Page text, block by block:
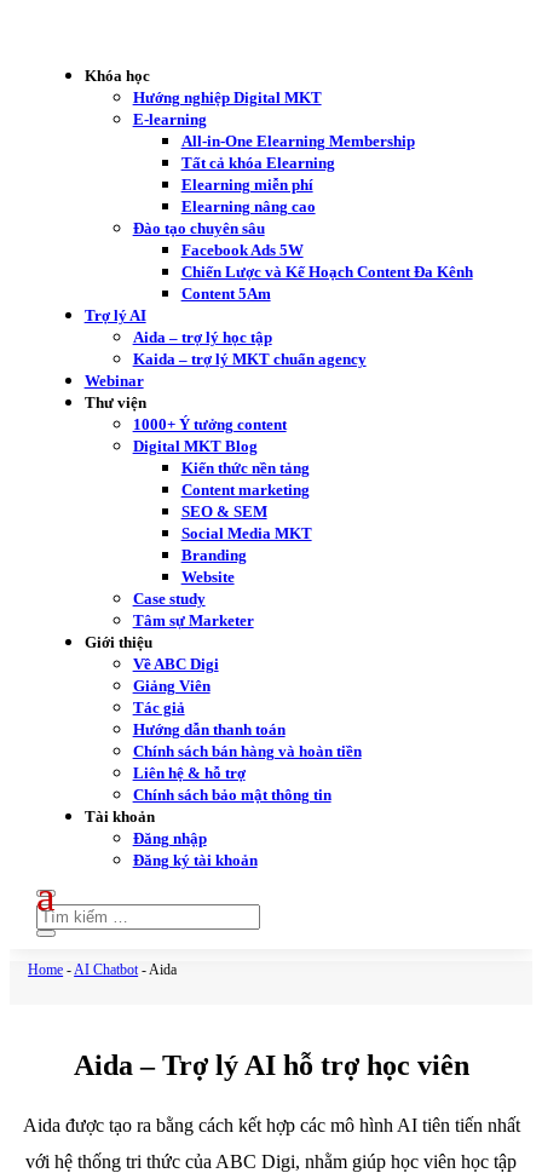
Khóa học
Hướng nghiệp Digital MKT
E-learning
All-in-One Elearning Membership
Tất cả khóa Elearning
Elearning miễn phí
Elearning nâng cao
Đào tạo chuyên sâu
Facebook Ads 5W
Chiến Lược và Kế Hoạch Content Đa Kênh
Content 5Am
Trợ lý AI
Aida – trợ lý học tập
Kaida – trợ lý MKT chuẩn agency
Webinar
Thư viện
1000+ Ý tưởng content
Digital MKT Blog
Kiến thức nền tảng
Content marketing
SEO & SEM
Social Media MKT
Branding
Website
Case study
Tâm sự Marketer
Giới thiệu
Về ABC Digi
Giảng Viên
Tác giả
Hướng dẫn thanh toán
Chính sách bán hàng và hoàn tiền
Liên hệ & hỗ trợ
Chính sách bảo mật thông tin
Tài khoản
Đăng nhập
Đăng ký tài khoản
Home -AI Chatbot-Aida
Aida – Trợ lý AI hỗ trợ học viên
Aida được tạo ra bằng cách kết hợp các mô hình AI tiên tiến nhất
với hệ thống tri thức của ABC Digi, nhằm giúp học viên học tập